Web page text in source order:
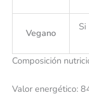
Vegano
Si
Composición
Valor energético: